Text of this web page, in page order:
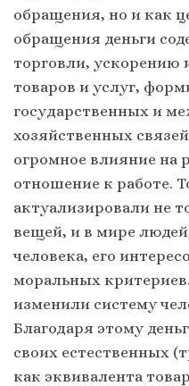
обращения, но и как
обращения деньги
торговли,
товаров и услуг,
государственных и
хозяйственных
огромное влияние на
отношение к работе.
актуализировали не
вещей, и в мире
человека, его
моральных
изменили систему
Благодаря этому
своих естественных
как эквивалента